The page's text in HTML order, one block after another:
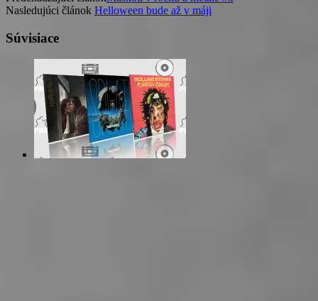
Nasledujúci článok Helloween bude až v máji
Súvisiace